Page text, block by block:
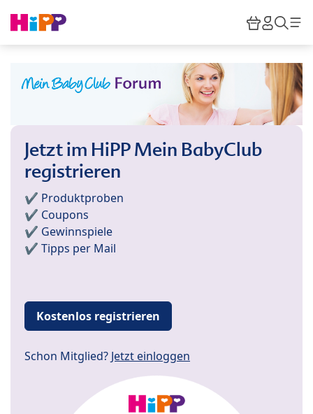
HiPP
Jetzt im HiPP Mein BabyClub
registrieren
✔️ Produktproben
✔️ Coupons
✔️ Gewinnspiele
✔️ Tipps per Mail
Kostenlos registrieren
Schon Mitglied? Jetzt einloggen